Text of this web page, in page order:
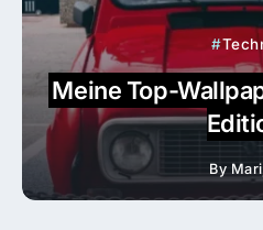
Meine Top-
By